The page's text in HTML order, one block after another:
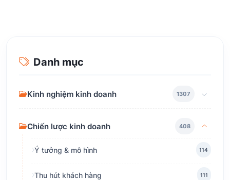
Danh mục
Kinh nghiệm kinh doanh 1307
Chiến lược kinh doanh 408
Ý tưởng & mô hình 114
Thu hút khách hàng 111